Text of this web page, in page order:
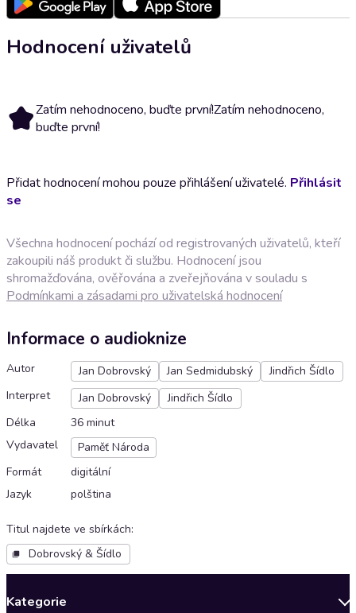
Hodnocení uživatelů
Zatím nehodnoceno, buďte první!Zatím nehodnoceno,
buďte první!
Přidat hodnocení mohou pouze přihlášení uživatelé. Přihlásit
se
Všechna hodnocení pochází od registrovaných uživatelů, kteří
zakoupili náš produkt či službu. Hodnocení jsou
shromažďována, ověřována a zveřejňována v souladu s
Podmínkami a zásadami pro uživatelská hodnocení
Informace o audioknize
Autor Jan Dobrovský Jan Sedmidubský
Jindřich Šídlo
Interpret
Jan Dobrovský
Jindřich Šídlo
Délka
36 minut
Vydavatel
Paměť Národa
Formát
digitální
Jazyk
polština
Titul najdete ve sbírkách:
Dobrovský & Šídlo
Kategorie